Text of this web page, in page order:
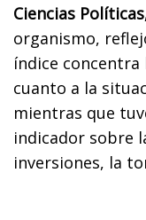
Ciencias
organismo,
índice concentra
cuanto a la
mientras que
indicador sobre
inversiones, la